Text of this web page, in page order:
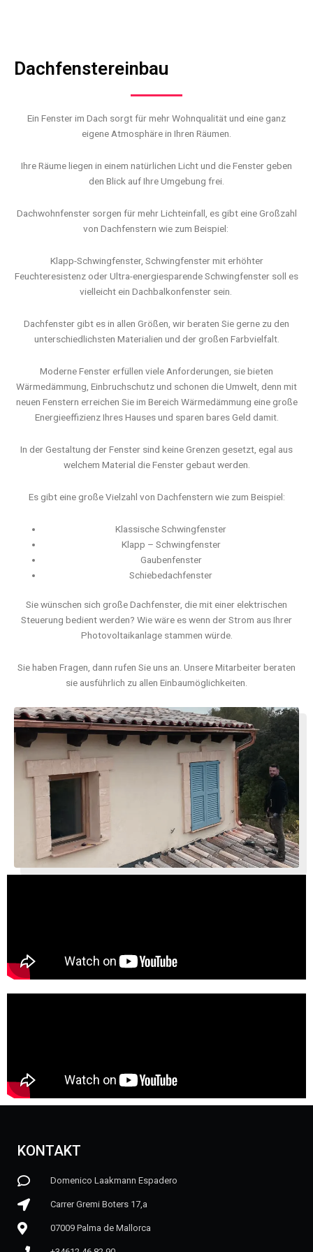
Dachfenstereinbau
Ein Fenster im Dach sorgt für mehr Wohnqualität und eine ganz
eigene Atmosphäre in Ihren Räumen.
Ihre Räume liegen in einem natürlichen Licht und die Fenster geben
den Blick auf Ihre Umgebung frei.
Dachwohnfenster sorgen für mehr Lichteinfall, es gibt eine Großzahl
von Dachfenstern wie zum Beispiel:
Klapp-Schwingfenster, Schwingfenster mit erhöhter
Feuchteresistenz oder Ultra-energiesparende Schwingfenster soll es
vielleicht ein Dachbalkonfenster sein.
Dachfenster gibt es in allen Größen, wir beraten Sie gerne zu den
unterschiedlichsten Materialien und der großen Farbvielfalt.
Moderne Fenster erfüllen viele Anforderungen, sie bieten
Wärmedämmung, Einbruchschutz und schonen die Umwelt, denn mit
neuen Fenstern erreichen Sie im Bereich Wärmedämmung eine große
Energieeffizienz Ihres Hauses und sparen bares Geld damit.
In der Gestaltung der Fenster sind keine Grenzen gesetzt, egal aus
welchem Material die Fenster gebaut werden.
Es gibt eine große Vielzahl von Dachfenstern wie zum Beispiel:
Klassische Schwingfenster
Klapp – Schwingfenster
Gaubenfenster
Schiebedachfenster
Sie wünschen sich große Dachfenster, die mit einer elektrischen
Steuerung bedient werden? Wie wäre es wenn der Strom aus Ihrer
Photovoltaikanlage stammen würde.
Sie haben Fragen, dann rufen Sie uns an. Unsere Mitarbeiter beraten
sie ausführlich zu allen Einbaumöglichkeiten.
KONTAKT
Domenico Laakmann Espadero
Carrer Gremi Boters 17,a
07009 Palma de Mallorca